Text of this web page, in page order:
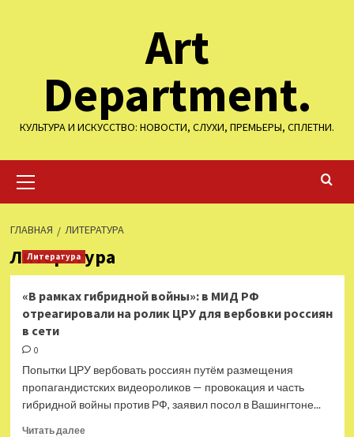
Art
Department.
КУЛЬТУРА И ИСКУССТВО: НОВОСТИ, СЛУХИ, ПРЕМЬЕРЫ, СПЛЕТНИ.
меню
ГЛАВНАЯ ЛИТЕРАТУРА
Литература
Литература
«В рамках гибридной войны»: в МИД РФ
отреагировали на ролик ЦРУ для вербовки россиян
в сети
0
Попытки ЦРУ вербовать россиян путём размещения
пропагандистских видеороликов — провокация и часть
гибридной войны против РФ, заявил посол в Вашингтоне...
Читать далееПрочитать